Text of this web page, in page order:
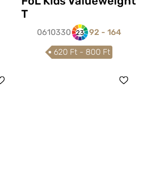
T
0610330 23 92 - 164
620 Ft - 800 Ft